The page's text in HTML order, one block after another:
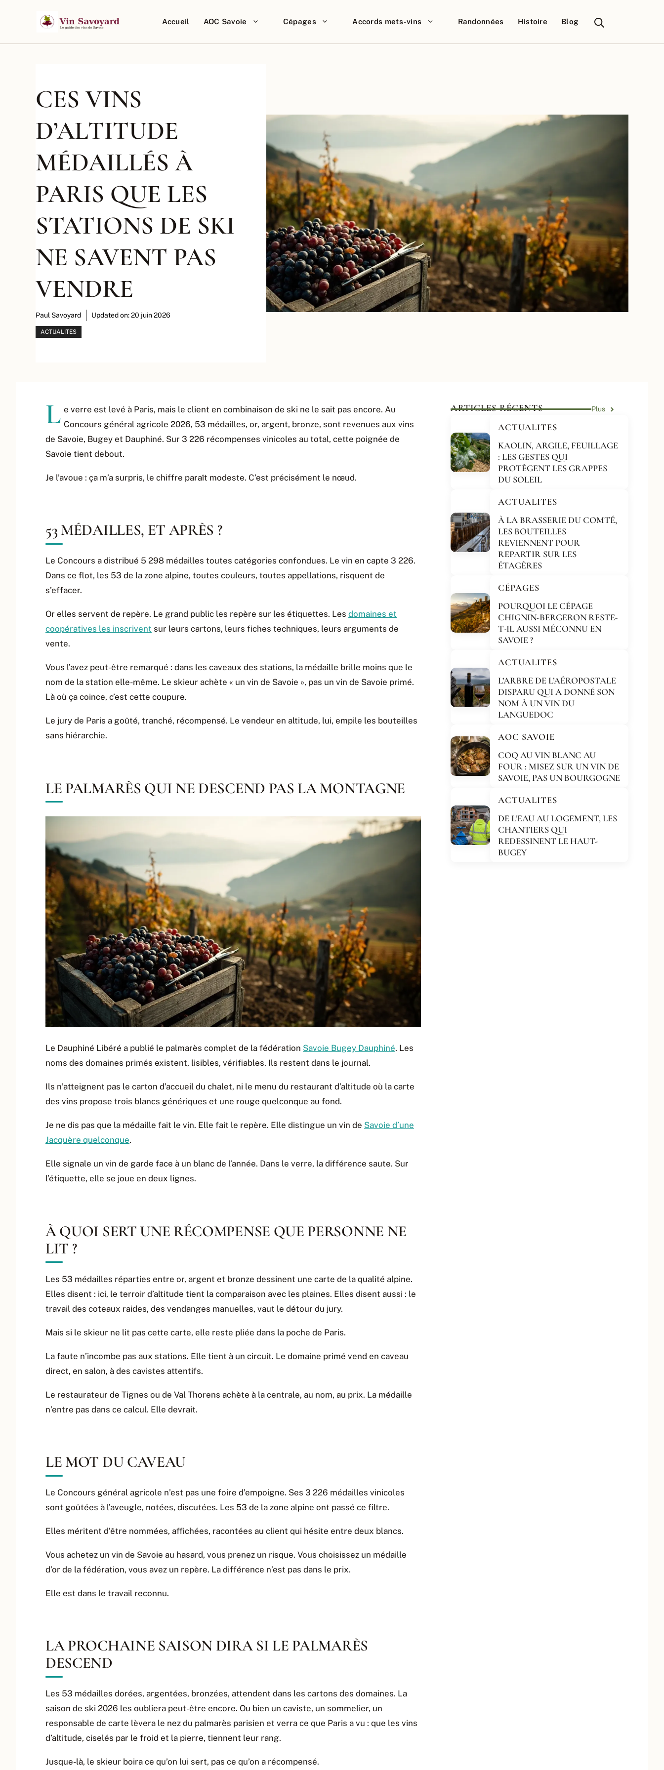
Accueil AOC Savoie Cépages Accords mets-vins Randonnées Histoire Blog
CES VINS
D’ALTITUDE
MÉDAILLÉS À
PARIS QUE LES
STATIONS DE SKI
NE SAVENT PAS
VENDRE
Paul Savoyard Updated on:20 juin 2026
ACTUALITES
L e verre est levé à Paris, mais le client en combinaison de ski ne le sait pas encore. Au
Concours général agricole 2026, 53 médailles, or, argent, bronze, sont revenues aux vins
de Savoie, Bugey et Dauphiné. Sur 3 226 récompenses vinicoles au total, cette poignée de
Savoie tient debout.
Je l’avoue : ça m’a surpris, le chiffre paraît modeste. C’est précisément le nœud.
53 MÉDAILLES, ET APRÈS ?
Le Concours a distribué 5 298 médailles toutes catégories confondues. Le vin en capte 3 226.
Dans ce flot, les 53 de la zone alpine, toutes couleurs, toutes appellations, risquent de
s’effacer.
Or elles servent de repère. Le grand public les repère sur les étiquettes. Les domaines et
coopératives les inscrivent sur leurs cartons, leurs fiches techniques, leurs arguments de
vente.
Vous l’avez peut-être remarqué : dans les caveaux des stations, la médaille brille moins que le
nom de la station elle-même. Le skieur achète « un vin de Savoie », pas un vin de Savoie primé.
Là où ça coince, c’est cette coupure.
Le jury de Paris a goûté, tranché, récompensé. Le vendeur en altitude, lui, empile les bouteilles
sans hiérarchie.
LE PALMARÈS QUI NE DESCEND PAS LA MONTAGNE
Le Dauphiné Libéré a publié le palmarès complet de la fédération Savoie Bugey Dauphiné. Les
noms des domaines primés existent, lisibles, vérifiables. Ils restent dans le journal.
Ils n’atteignent pas le carton d’accueil du chalet, ni le menu du restaurant d’altitude où la carte
des vins propose trois blancs génériques et une rouge quelconque au fond.
Je ne dis pas que la médaille fait le vin. Elle fait le repère. Elle distingue un vin de Savoie d’une
Jacquère quelconque.
Elle signale un vin de garde face à un blanc de l’année. Dans le verre, la différence saute. Sur
l’étiquette, elle se joue en deux lignes.
À QUOI SERT UNE RÉCOMPENSE QUE PERSONNE NE
LIT ?
Les 53 médailles réparties entre or, argent et bronze dessinent une carte de la qualité alpine.
Elles disent : ici, le terroir d’altitude tient la comparaison avec les plaines. Elles disent aussi : le
travail des coteaux raides, des vendanges manuelles, vaut le détour du jury.
Mais si le skieur ne lit pas cette carte, elle reste pliée dans la poche de Paris.
La faute n’incombe pas aux stations. Elle tient à un circuit. Le domaine primé vend en caveau
direct, en salon, à des cavistes attentifs.
Le restaurateur de Tignes ou de Val Thorens achète à la centrale, au nom, au prix. La médaille
n’entre pas dans ce calcul. Elle devrait.
LE MOT DU CAVEAU
Le Concours général agricole n’est pas une foire d’empoigne. Ses 3 226 médailles vinicoles
sont goûtées à l’aveugle, notées, discutées. Les 53 de la zone alpine ont passé ce filtre.
Elles méritent d’être nommées, affichées, racontées au client qui hésite entre deux blancs.
Vous achetez un vin de Savoie au hasard, vous prenez un risque. Vous choisissez un médaille
d’or de la fédération, vous avez un repère. La différence n’est pas dans le prix.
Elle est dans le travail reconnu.
LA PROCHAINE SAISON DIRA SI LE PALMARÈS
DESCEND
Les 53 médailles dorées, argentées, bronzées, attendent dans les cartons des domaines. La
saison de ski 2026 les oubliera peut-être encore. Ou bien un caviste, un sommelier, un
responsable de carte lèvera le nez du palmarès parisien et verra ce que Paris a vu : que les vins
d’altitude, ciselés par le froid et la pierre, tiennent leur rang.
Jusque-là, le skieur boira ce qu’on lui sert, pas ce qu’on a récompensé.
ARTICLES RÉCENTS Plus
ACTUALITES
KAOLIN, ARGILE, FEUILLAGE
: LES GESTES QUI
PROTÈGENT LES GRAPPES
DU SOLEIL
ACTUALITES
À LA BRASSERIE DU COMTÉ,
LES BOUTEILLES
REVIENNENT POUR
REPARTIR SUR LES
ÉTAGÈRES
CÉPAGES
POURQUOI LE CÉPAGE
CHIGNIN-BERGERON RESTE-
T-IL AUSSI MÉCONNU EN
SAVOIE ?
ACTUALITES
L’ARBRE DE L’AÉROPOSTALE
DISPARU QUI A DONNÉ SON
NOM À UN VIN DU
LANGUEDOC
AOC SAVOIE
COQ AU VIN BLANC AU
FOUR : MISEZ SUR UN VIN DE
SAVOIE, PAS UN BOURGOGNE
ACTUALITES
DE L’EAU AU LOGEMENT, LES
CHANTIERS QUI
REDESSINENT LE HAUT-
BUGEY